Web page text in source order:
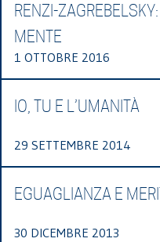
RENZI-
MENTE
1 OTTOBRE 2016
IO, TU E L’UMANITÀ
29 SETTEMBRE 2014
EGUAGLIANZA E
30 DICEMBRE 2013